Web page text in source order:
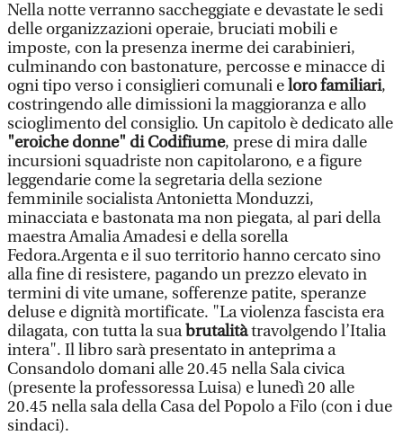
Nella notte verranno saccheggiate e devastate le sedi
delle organizzazioni operaie, bruciati mobili e
imposte, con la presenza inerme dei carabinieri,
culminando con bastonature, percosse e minacce di
ogni tipo verso i consiglieri comunali eloro familiari,
costringendo alle dimissioni la maggioranza e allo
scioglimento del consiglio. Un capitolo è dedicato alle
"eroiche donne" di Codifiume, prese di mira dalle
incursioni squadriste non capitolarono, e a figure
leggendarie come la segretaria della sezione
femminile socialista Antonietta Monduzzi,
minacciata e bastonata ma non piegata, al pari della
maestra Amalia Amadesi e della sorella
Fedora.Argenta e il suo territorio hanno cercato sino
alla fine di resistere, pagando un prezzo elevato in
termini di vite umane, sofferenze patite, speranze
deluse e dignità mortificate. "La violenza fascista era
dilagata, con tutta la suabrutalitàtravolgendo l’Italia
intera". Il libro sarà presentato in anteprima a
Consandolo domani alle 20.45 nella Sala civica
(presente la professoressa Luisa) e lunedì 20 alle
20.45 nella sala della Casa del Popolo a Filo (con i due
sindaci).